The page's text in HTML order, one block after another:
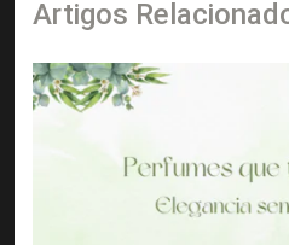
Artigos